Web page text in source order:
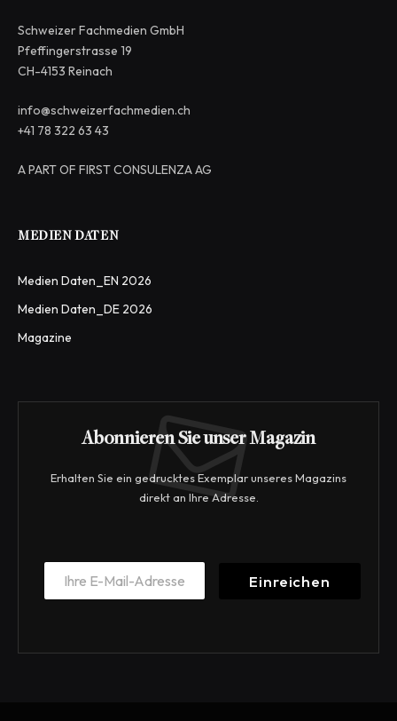
Schweizer Fachmedien GmbH
Pfeffingerstrasse 19
CH-4153 Reinach
info@schweizerfachmedien.ch
+41 78 322 63 43
A PART OF FIRST CONSULENZA AG
MEDIEN DATEN
Medien Daten_EN 2026
Medien Daten_DE 2026
Magazine
Abonnieren Sie unser Magazin
Erhalten Sie ein gedrucktes Exemplar unseres Magazins
direkt an Ihre Adresse.
m
E
a
*
Einreichen